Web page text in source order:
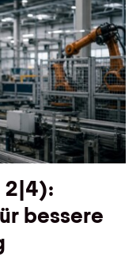
2|4):
bessere